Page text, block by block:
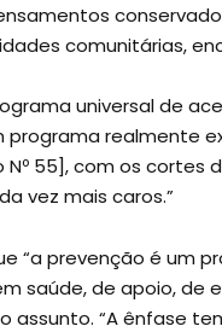
comunitárias,
universal de
programa realmente
Nº 55], com os
vez mais caros.”
“a prevenção é um
saúde, de apoio, de
assunto. “A ênfase